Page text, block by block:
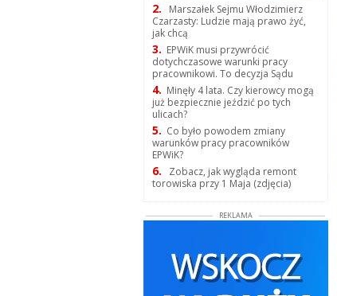
2.
Marszałek Sejmu Włodzimierz
Czarzasty: Ludzie mają prawo żyć,
jak chcą
3. EPWiK musi przywrócić
dotychczasowe warunki pracy
pracownikowi. To decyzja Sądu
4. Minęły 4 lata. Czy kierowcy mogą
już bezpiecznie jeździć po tych
ulicach?
5. Co było powodem zmiany
warunków pracy pracowników
EPWiK?
6.
Zobacz, jak wygląda remont
torowiska przy 1 Maja (zdjęcia)
REKLAMA